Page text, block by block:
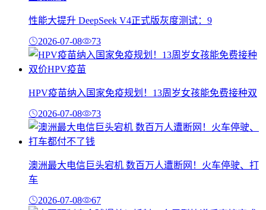
性能大提升 DeepSeek V4正式版灰度测试：9
2026-07-08 73
HPV疫苗纳入国家免疫规划！13周岁女孩能免费接种双
2026-07-08 73
澳洲最大电信巨头宕机 数百万人遭断网！火车停驶、打
车
2026-07-08 67